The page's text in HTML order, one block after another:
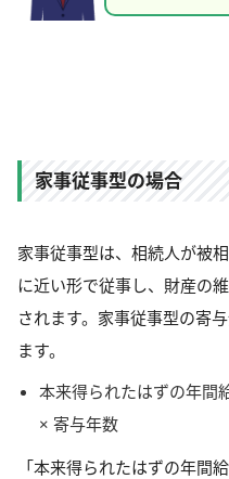
家事従事型の場合
家事従事型は、相続人が被
に近い形で従事し、財産の
されます。家事従事型の寄
ます。
本来得られたはずの年間
× 寄与年数
「本来得られたはずの年間